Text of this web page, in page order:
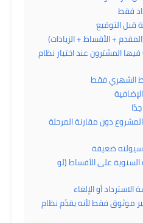
+ الأقساط + الزيادات)
يقع فيها المشترون عند اختيار نظام
دون مقارنة المرحلة
السنوية على الأقساط (لو
موثوق فقط لأنه يقدّم نظام